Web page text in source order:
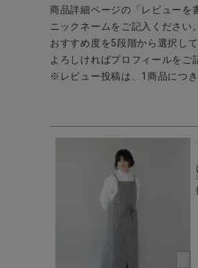
CATEGORY
ナチュラル服
商品詳細ページの「レビューを
ニックネームをご記入ください。
おすすめ度を5段階から選択し
よろしければプロフィールをご
※レビュー投稿は、1商品につ